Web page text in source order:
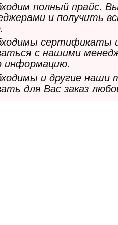
полный прайс.
и получить
сертификаты
с нашими
информацию.
и другие
для Вас заказ